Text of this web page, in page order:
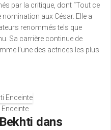
par la critique, dont “Tout ce
nomination aux César. Elle a
renommés tels que
Sa carrière continue de
l’une des actrices les plus
Enceinte
dans